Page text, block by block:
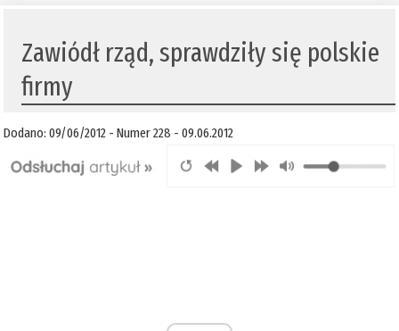
Zawiódł rząd, sprawdziły się polskie
firmy
Dodano: 09/06/2012 - Numer 228 - 09.06.2012